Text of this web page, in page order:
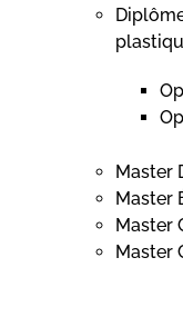
Master
Master
Master
Master